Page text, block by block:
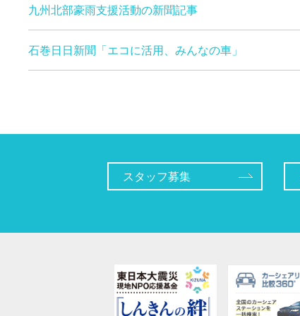
九州北部豪雨支援活動の新聞記事
石巻日日新聞「エコに活用、みんなの車」
スタッフ募集